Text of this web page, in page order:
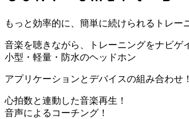
もっと効率的に、簡単に続けられるトレー
音楽を聴きながら、トレーニングをナビゲ
小型・軽量・防水のヘッドホン
アプリケーションとデバイスの組み合わせ！
心拍数と連動した音楽再生！
音声によるコーチング！